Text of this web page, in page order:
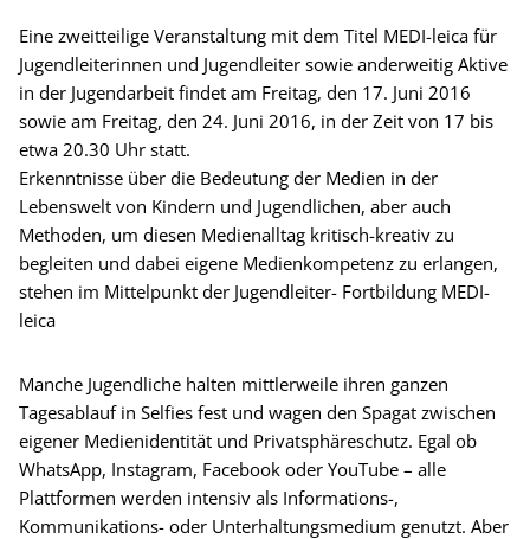
Eine zweitteilige Veranstaltung mit dem Titel MEDI-leica für
Jugendleiterinnen und Jugendleiter sowie anderweitig Aktive
in der Jugendarbeit findet am Freitag, den 17. Juni 2016
sowie am Freitag, den 24. Juni 2016, in der Zeit von 17 bis
etwa 20.30 Uhr statt.
Erkenntnisse über die Bedeutung der Medien in der
Lebenswelt von Kindern und Jugendlichen, aber auch
Methoden, um diesen Medienalltag kritisch-kreativ zu
begleiten und dabei eigene Medienkompetenz zu erlangen,
stehen im Mittelpunkt der Jugendleiter- Fortbildung MEDI-
leica
Manche Jugendliche halten mittlerweile ihren ganzen
Tagesablauf in Selfies fest und wagen den Spagat zwischen
eigener Medienidentität und Privatsphäreschutz. Egal ob
WhatsApp, Instagram, Facebook oder YouTube – alle
Plattformen werden intensiv als Informations-,
Kommunikations- oder Unterhaltungsmedium genutzt. Aber